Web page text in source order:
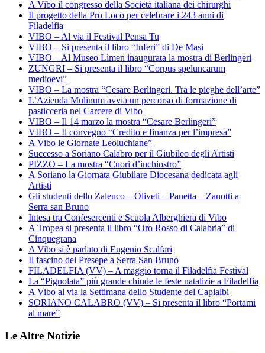
A Vibo il congresso della Società italiana dei chirurghi
Il progetto della Pro Loco per celebrare i 243 anni di
Filadelfia
VIBO – Al via il Festival Pensa Tu
VIBO – Si presenta il libro “Inferi” di De Masi
VIBO – Al Museo Lìmen inaugurata la mostra di Berlingeri
ZUNGRI – Si presenta il libro “Corpus speluncarum
medioevi”
VIBO – La mostra “Cesare Berlingeri. Tra le pieghe dell’arte”
L’Azienda Mulinum avvia un percorso di formazione di
pasticceria nel Carcere di Vibo
VIBO – Il 14 marzo la mostra “Cesare Berlingeri”
VIBO – Il convegno “Credito e finanza per l’impresa”
A Vibo le Giornate Leoluchiane”
Successo a Soriano Calabro per il Giubileo degli Artisti
PIZZO – La mostra “Cuori d’inchiostro”
A Soriano la Giornata Giubilare Diocesana dedicata agli
Artisti
Gli studenti dello Zaleuco – Oliveti – Panetta – Zanotti a
Serra san Bruno
Intesa tra Confesercenti e Scuola Alberghiera di Vibo
A Tropea si presenta il libro “Oro Rosso di Calabria” di
Cinquegrana
A Vibo si è parlato di Eugenio Scalfari
Il fascino del Presepe a Serra San Bruno
FILADELFIA (VV) – A maggio torna il Filadelfia Festival
La “Pignolata” più grande chiude le feste natalizie a Filadelfia
A Vibo al via la Settimana dello Studente del Capialbi
SORIANO CALABRO (VV) – Si presenta il libro “Portami
al mare”
Le Altre Notizie